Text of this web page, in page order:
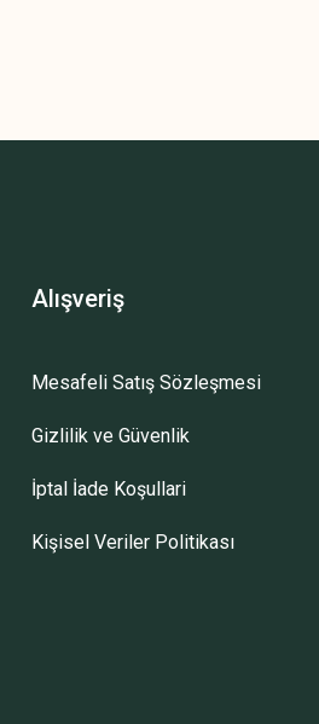
Alışveriş
Mesafeli Satış Sözleşmesi
Gizlilik ve Güvenlik
İptal İade Koşullari
Kişisel Veriler Politikası